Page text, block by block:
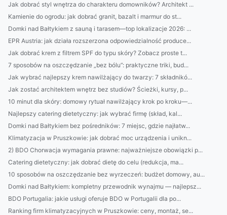
Jak dobrać styl wnętrza do charakteru domowników? Architekt ...
Kamienie do ogrodu: jak dobrać granit, bazalt i marmur do st...
Domki nad Bałtykiem z sauną i tarasem—top lokalizacje 2026: ...
EPR Austria: jak działa rozszerzona odpowiedzialność produce...
Jak dobrać krem z filtrem SPF do typu skóry? Zobacz proste t...
7 sposobów na oszczędzanie „bez bólu”: praktyczne triki, bud...
Jak wybrać najlepszy krem nawilżający do twarzy: 7 składnikó...
Jak zostać architektem wnętrz bez studiów? Ścieżki, kursy, p...
10 minut dla skóry: domowy rytuał nawilżający krok po kroku—...
Najlepszy catering dietetyczny: jak wybrać firmę (skład, kal...
Domki nad Bałtykiem bez pośredników: 7 miejsc, gdzie najłatw...
Klimatyzacja w Pruszkowie: jak dobrać moc urządzenia i unikn...
2) BDO Chorwacja wymagania prawne: najważniejsze obowiązki p...
Catering dietetyczny: jak dobrać dietę do celu (redukcja, ma...
10 sposobów na oszczędzanie bez wyrzeczeń: budżet domowy, au...
Domki nad Bałtykiem: kompletny przewodnik wynajmu — najlepsz...
BDO Portugalia: jakie usługi oferuje BDO w Portugalii dla po...
Ranking firm klimatyzacyjnych w Pruszkowie: ceny, montaż, se...